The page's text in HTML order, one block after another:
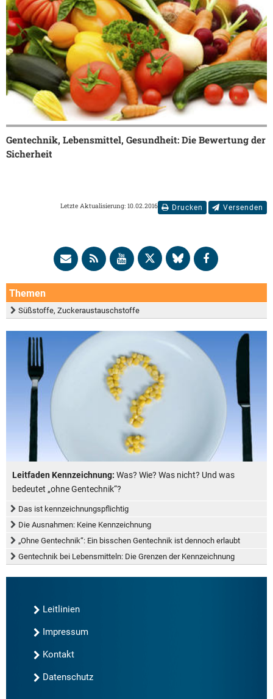
Gentechnik, Lebensmittel, Gesundheit: Die Bewertung der
Sicherheit
Drucken Versenden
Letzte Aktualisierung: 10.02.2016
Themen
Süßstoffe, Zuckeraustauschstoffe
Leitfaden Kennzeichnung: Was? Wie? Was nicht? Und was
bedeutet „ohne Gentechnik“?
Das ist kennzeichnungspflichtig
Die Ausnahmen: Keine Kennzeichnung
„Ohne Gentechnik“: Ein bisschen Gentechnik ist dennoch erlaubt
Gentechnik bei Lebensmitteln: Die Grenzen der Kennzeichnung
Leitlinien
Impressum
Kontakt
Datenschutz